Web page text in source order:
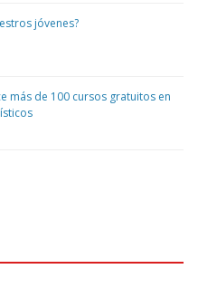
jóvenes?
más de 100 cursos gratuitos en